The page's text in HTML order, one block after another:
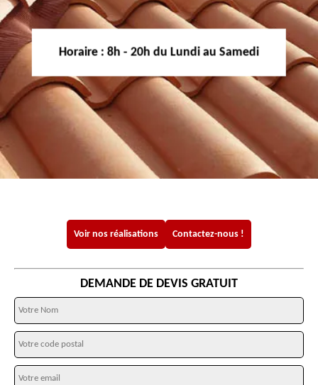
Horaire : 8h - 20h du Lundi au Samedi
Voir nos réalisations Contactez-nous !
DEMANDE DE DEVIS GRATUIT